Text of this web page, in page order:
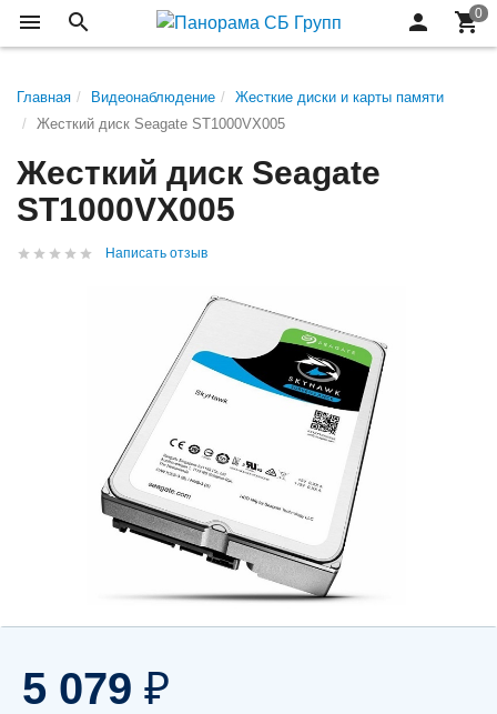
Главная Видеонаблюдение
Жесткие диски и карты памяти
Жесткий диск Seagate ST1000VX005
Жесткий диск Seagate
ST1000VX005
Написать отзыв
5 079 ₽